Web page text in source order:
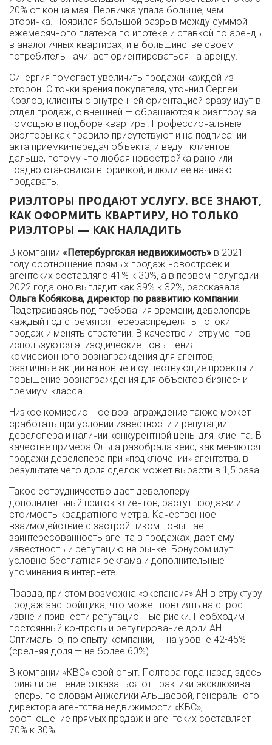
20% от конца мая. Первичка упала больше, чем
вторичка. Появился большой разрыв между суммой
ежемесячного платежа по ипотеке и ставкой по аренды
в аналогичных квартирах, и в большинстве своем
потребитель начинает ориентироваться на аренду.
Синергия помогает увеличить продажи каждой из
сторон. С точки зрения покупателя, уточнил Сергей
Козлов, клиенты с внутренней ориентацией сразу идут в
отдел продаж, с внешней — обращаются к риэлтору за
помощью в подборе квартиры. Профессиональные
риэлторы как правило присутствуют и на подписании
акта приемки-передач объекта, и ведут клиентов
дальше, потому что любая новостройка рано или
поздно становится вторичкой, и люди ее начинают
продавать.
РИЭЛТОРЫ ПРОДАЮТ УСЛУГУ. ВСЕ ЗНАЮТ,
КАК ОФОРМИТЬ КВАРТИРУ, НО ТОЛЬКО
РИЭЛТОРЫ — КАК НАЛАДИТЬ
В компании «Петербургская недвижимость» в 2021
году соотношение прямых продаж новостроек и
агентских составляло 41% к 30%, а в первом полугодии
2022 года оно выглядит как 39% к 32%, рассказала
Ольга Кобякова, директор по развитию компании.
Подстраиваясь под требования времени, девелоперы
каждый год стремятся перераспределять потоки
продаж и менять стратегии. В качестве инструментов
используются эпизодические повышения
комиссионного вознаграждения для агентов,
различные акции на новые и существующие проекты и
повышение вознаграждения для объектов бизнес- и
премиум-класса.
Низкое комиссионное вознаграждение также может
сработать при условии известности и репутации
девелопера и наличии конкурентной цены для клиента. В
качестве примера Ольга разобрала кейс, как меняются
продажи девелопера при «подключении» агентства, в
результате чего доля сделок может вырасти в 1,5 раза.
Такое сотрудничество дает девелоперу
дополнительный приток клиентов, растут продажи и
стоимость квадратного метра. Качественное
взаимодействие с застройщиком повышает
заинтересованность агента в продажах, дает ему
известность и репутацию на рынке. Бонусом идут
условно бесплатная реклама и дополнительные
упоминания в интернете.
Правда, при этом возможна «экспансия» АН в структуру
продаж застройщика, что может повлиять на спрос
извне и привнести репутационные риски. Необходим
постоянный контроль и регулирование доли АН.
Оптимально, по опыту компании, — на уровне 42-45%
(средняя доля — не более 60%)
В компании «КВС» свой опыт. Полтора года назад здесь
приняли решение отказаться от практики эксклюзива.
Теперь, по словам Анжелики Альшаевой, генерального
директора агентства недвижимости «КВС»,
соотношение прямых продаж и агентских составляет
70% к 30%.